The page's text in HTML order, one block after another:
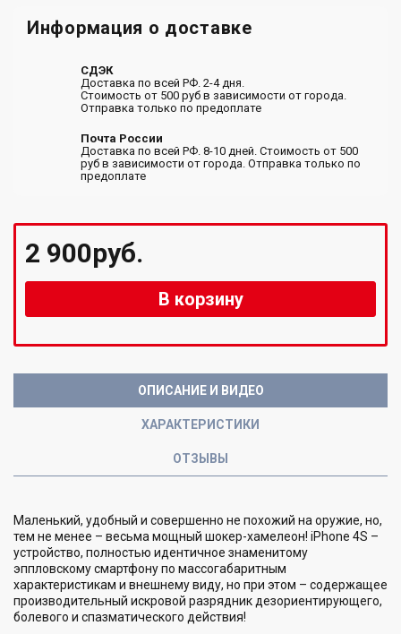
Информация о доставке
СДЭК
Доставка по всей РФ. 2-4 дня.
Стоимость от 500 руб в зависимости от города.
Отправка только по предоплате
Почта России
Доставка по всей РФ. 8-10 дней. Стоимость от 500
руб в зависимости от города. Отправка только по
предоплате
2 900руб.
В корзину
ОПИСАНИЕ И ВИДЕО
ХАРАКТЕРИСТИКИ
ОТЗЫВЫ
Маленький, удобный и совершенно не похожий на оружие, но,
тем не менее – весьма мощный шокер-хамелеон! iPhone 4S –
устройство, полностью идентичное знаменитому
эппловскому смартфону по массогабаритным
характеристикам и внешнему виду, но при этом – содержащее
производительный искровой разрядник дезориентирующего,
болевого и спазматического действия!